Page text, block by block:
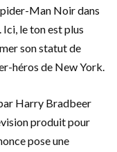
Man Noir dans
Ici, le ton est plus
son statut de
héros de New York.
Harry Bradbeer
produit pour
pose une